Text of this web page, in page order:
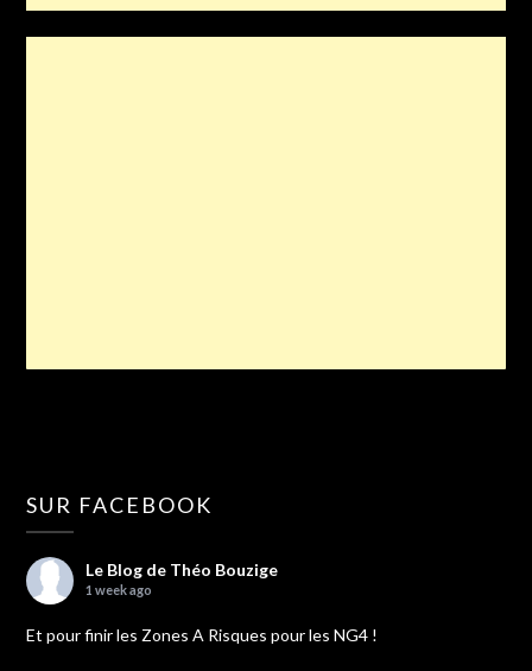
SUR FACEBOOK
Le Blog de Théo Bouzige
1 week ago
Et pour finir les Zones A Risques pour les NG4 !